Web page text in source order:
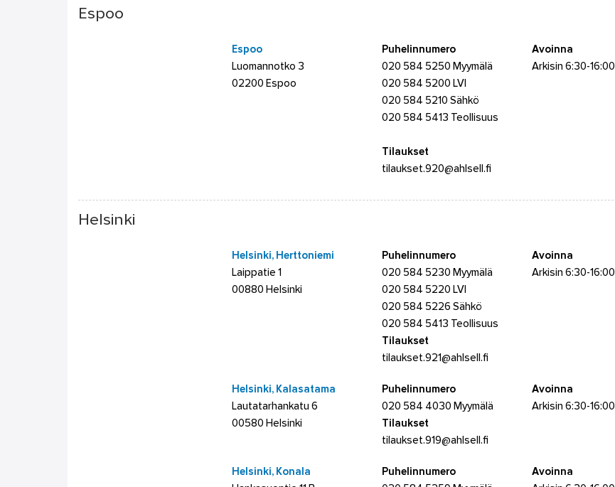
Espoo
Espoo
Luomannotko 3
02200 Espoo
Puhelinnumero
020 584 5250 Myymälä
020 584 5200 LVI
020 584 5210 Sähkö
020 584 5413 Teollisuus
Tilaukset
tilaukset.920@ahlsell.fi
Avoinna
Arkisin 6:30-16:00
Helsinki
Helsinki, Herttoniemi
Laippatie 1
00880 Helsinki
Puhelinnumero
020 584 5230 Myymälä
020 584 5220 LVI
020 584 5226 Sähkö
020 584 5413 Teollisuus
Tilaukset
tilaukset.921@ahlsell.fi
Avoinna
Arkisin 6:30-16:00
Helsinki, Kalasatama
Lautatarhankatu 6
00580 Helsinki
Puhelinnumero
020 584 4030 Myymälä
Tilaukset
tilaukset.919@ahlsell.fi
Avoinna
Arkisin 6:30-16:00
Helsinki, Konala
Puhelinnumero
Avoinna